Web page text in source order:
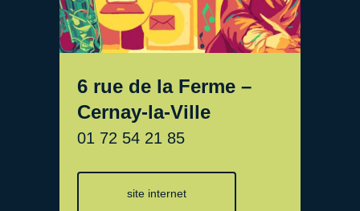
6 rue de la Ferme –
Cernay-la-Ville
01 72 54 21 85
site internet